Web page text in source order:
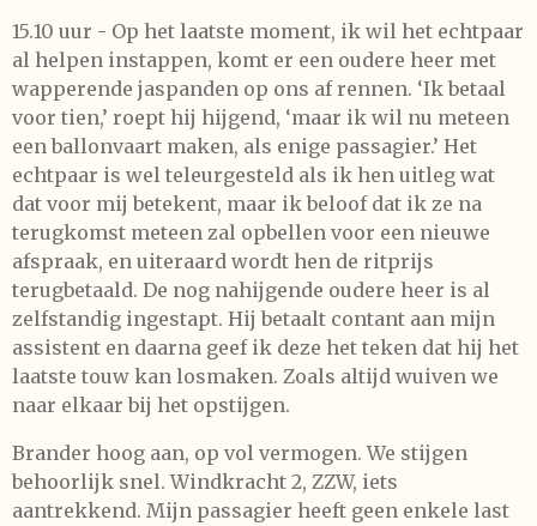
15.10 uur - Op het laatste moment, ik wil het echtpaar
al helpen instappen, komt er een oudere heer met
wapperende jaspanden op ons af rennen. ‘Ik betaal
voor tien,’ roept hij hijgend, ‘maar ik wil nu meteen
een ballonvaart maken, als enige passagier.’ Het
echtpaar is wel teleurgesteld als ik hen uitleg wat
dat voor mij betekent, maar ik beloof dat ik ze na
terugkomst meteen zal opbellen voor een nieuwe
afspraak, en uiteraard wordt hen de ritprijs
terugbetaald. De nog nahijgende oudere heer is al
zelfstandig ingestapt. Hij betaalt contant aan mijn
assistent en daarna geef ik deze het teken dat hij het
laatste touw kan losmaken. Zoals altijd wuiven we
naar elkaar bij het opstijgen.
Brander hoog aan, op vol vermogen. We stijgen
behoorlijk snel. Windkracht 2, ZZW, iets
aantrekkend. Mijn passagier heeft geen enkele last